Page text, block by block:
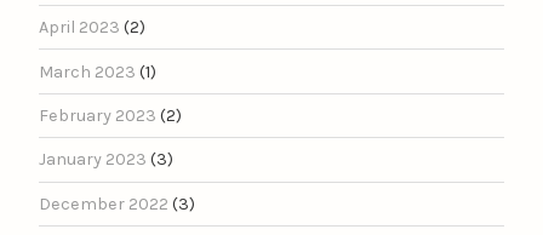
April 2023 (2)
March 2023 (1)
February 2023 (2)
January 2023 (3)
December 2022 (3)